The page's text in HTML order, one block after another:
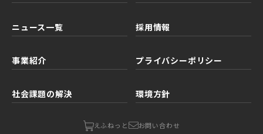
ニュース一覧
事業紹介
社会課題の解決
採用情報
プライバシーポリシー
環境方針
えふねっと お問い合わせ